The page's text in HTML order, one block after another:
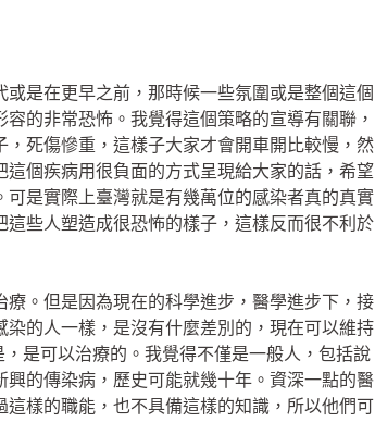
是在更早之前，那時候一些氛圍或是整個這個
的非常恐怖。我覺得這個策略的宣導有關聯，
死傷慘重，這樣子大家才會開車開比較慢，然
個疾病用很負面的方式呈現給大家的話，希望
是實際上臺灣就是有幾萬位的感染者真的真實
些人塑造成很恐怖的樣子，這樣反而很不利於
。但是因為現在的科學進步，醫學進步下，接
的人一樣，是沒有什麼差別的，現在可以維持
是可以治療的。我覺得不僅是一般人，包括說
的傳染病，歷史可能就幾十年。資深一點的醫
樣的職能，也不具備這樣的知識，所以他們可